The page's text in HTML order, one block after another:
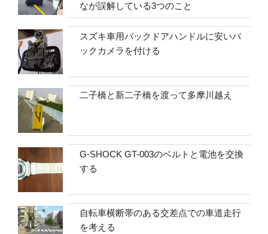
なが誤解している3つのこと
スズキ車用バックドアハンドルに安いバ
ックカメラを付ける
二子橋と新二子橋を渡って多摩川越え
G-SHOCK GT-003のベルトと電池を交換
する
自転車横断帯のある交差点での車道走行
を考える